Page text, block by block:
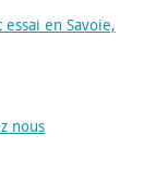
en Savoie,
nous